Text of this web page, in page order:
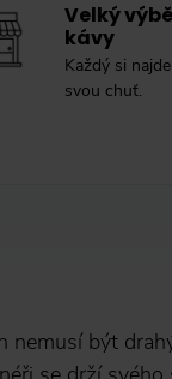
Velký
kávy
Každý si
svou chuť.
nemusí být